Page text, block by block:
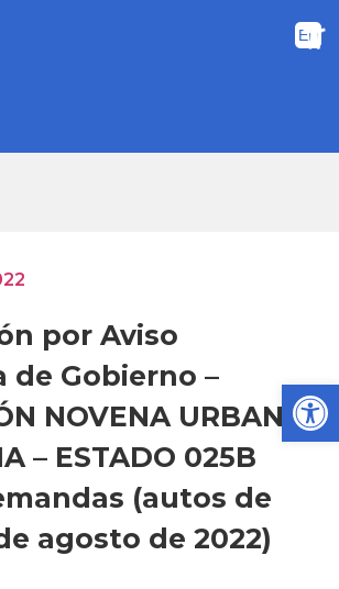
por Aviso
de Gobierno –
NOVENA URBANA
– ESTADO 025B
(autos de
agosto de 2022)